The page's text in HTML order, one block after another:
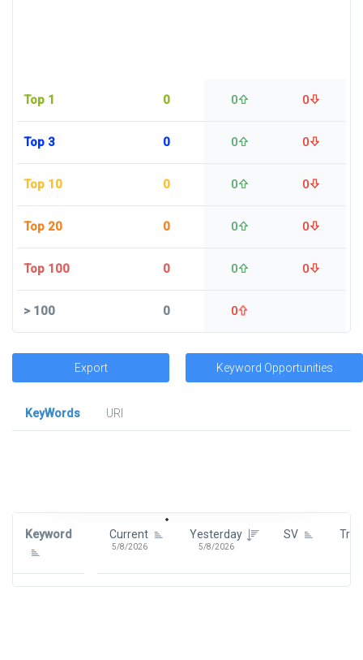
Top 1 0 0 0
Top 3 0 0 0
Top 10 0 0 0
Top 20 0 0 0
Top 100 0 0 0
>100 0 0
Export Keyword Opportunities
KeyWords
URl
Keyword Current
5/8/2026
Yesterday
5/8/2026
SV